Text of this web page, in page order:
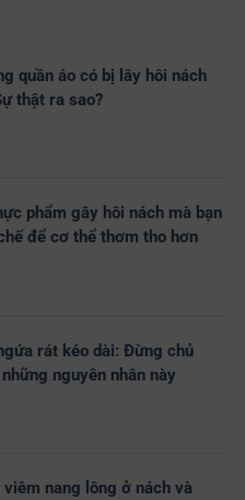
quần áo có bị lây hôi nách
thật ra sao?
phẩm gây hôi nách mà bạn
để cơ thể thơm tho hơn
rát kéo dài: Đừng chủ
nguyên nhân này
viêm nang lông ở nách và